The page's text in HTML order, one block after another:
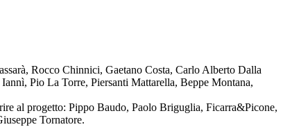
Rocco Chinnici, Gaetano Costa, Carlo Alberto Dalla
Pio La Torre, Piersanti Mattarella, Beppe Montana,
al progetto: Pippo Baudo, Paolo Briguglia, Ficarra&Picone,
Tornatore.